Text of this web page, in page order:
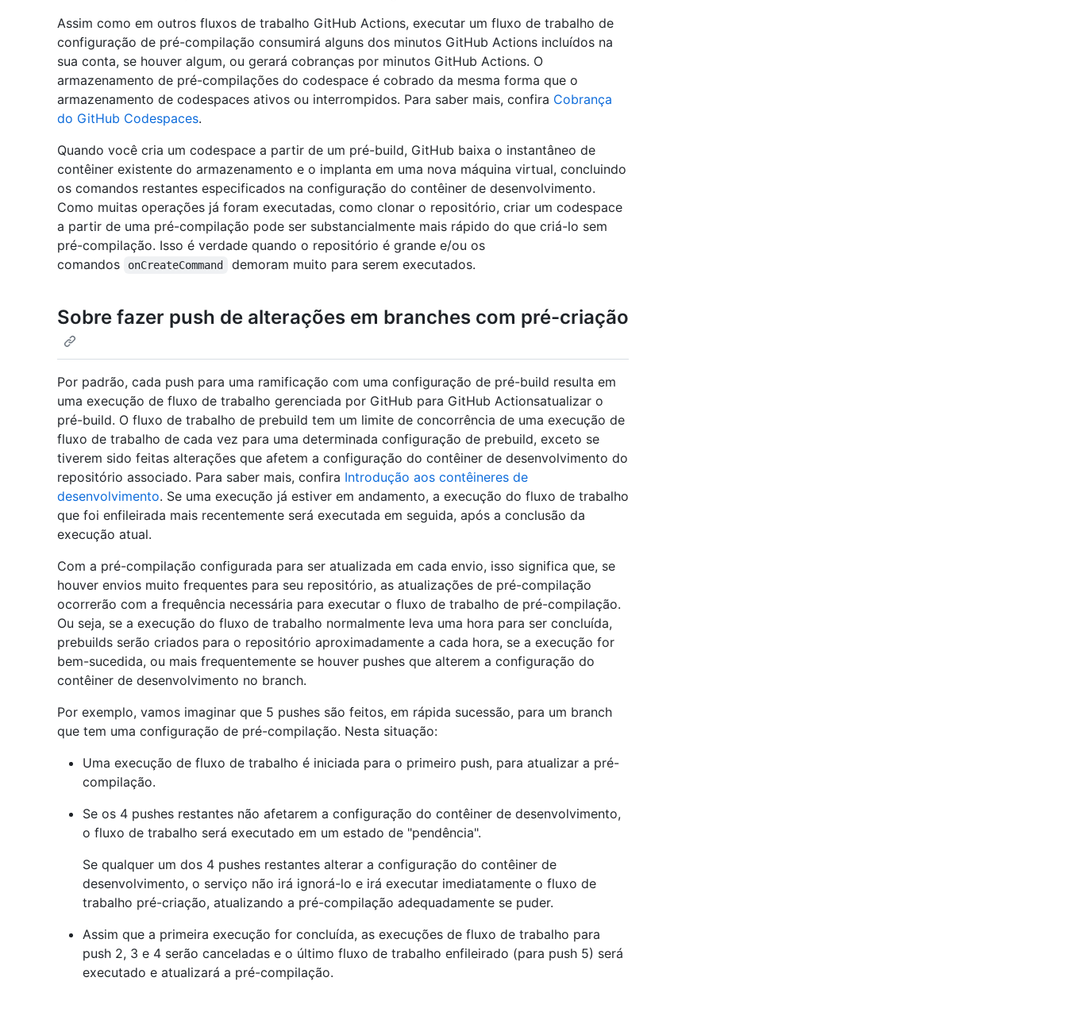
Assim como em outros fluxos de trabalho GitHub Actions, executar um fluxo de trabalho de
configuração de pré-compilação consumirá alguns dos minutos GitHub Actions incluídos na
sua conta, se houver algum, ou gerará cobranças por minutos GitHub Actions. O
armazenamento de pré-compilações do codespace é cobrado da mesma forma que o
armazenamento de codespaces ativos ou interrompidos. Para saber mais, confira Cobrança
do GitHub Codespaces.
Quando você cria um codespace a partir de um pré-build, GitHub baixa o instantâneo de
contêiner existente do armazenamento e o implanta em uma nova máquina virtual, concluindo
os comandos restantes especificados na configuração do contêiner de desenvolvimento.
Como muitas operações já foram executadas, como clonar o repositório, criar um codespace
a partir de uma pré-compilação pode ser substancialmente mais rápido do que criá-lo sem
pré-compilação. Isso é verdade quando o repositório é grande e/ou os
comandos
onCreateCommand demoram muito para serem executados.
Sobre fazer push de alterações em branches com pré-criação
Por padrão, cada push para uma ramificação com uma configuração de pré-build resulta em
uma execução de fluxo de trabalho gerenciada por GitHub para GitHub Actionsatualizar o
pré-build. O fluxo de trabalho de prebuild tem um limite de concorrência de uma execução de
fluxo de trabalho de cada vez para uma determinada configuração de prebuild, exceto se
tiverem sido feitas alterações que afetem a configuração do contêiner de desenvolvimento do
repositório associado. Para saber mais, confira Introdução aos contêineres de
desenvolvimento. Se uma execução já estiver em andamento, a execução do fluxo de trabalho
que foi enfileirada mais recentemente será executada em seguida, após a conclusão da
execução atual.
Com a pré-compilação configurada para ser atualizada em cada envio, isso significa que, se
houver envios muito frequentes para seu repositório, as atualizações de pré-compilação
ocorrerão com a frequência necessária para executar o fluxo de trabalho de pré-compilação.
Ou seja, se a execução do fluxo de trabalho normalmente leva uma hora para ser concluída,
prebuilds serão criados para o repositório aproximadamente a cada hora, se a execução for
bem-sucedida, ou mais frequentemente se houver pushes que alterem a configuração do
contêiner de desenvolvimento no branch.
Por exemplo, vamos imaginar que 5 pushes são feitos, em rápida sucessão, para um branch
que tem uma configuração de pré-compilação. Nesta situação:
Uma execução de fluxo de trabalho é iniciada para o primeiro push, para atualizar a pré-
compilação.
Se os 4 pushes restantes não afetarem a configuração do contêiner de desenvolvimento,
o fluxo de trabalho será executado em um estado de "pendência".
Se qualquer um dos 4 pushes restantes alterar a configuração do contêiner de
desenvolvimento, o serviço não irá ignorá-lo e irá executar imediatamente o fluxo de
trabalho pré-criação, atualizando a pré-compilação adequadamente se puder.
Assim que a primeira execução for concluída, as execuções de fluxo de trabalho para
push 2, 3 e 4 serão canceladas e o último fluxo de trabalho enfileirado (para push 5) será
executado e atualizará a pré-compilação.